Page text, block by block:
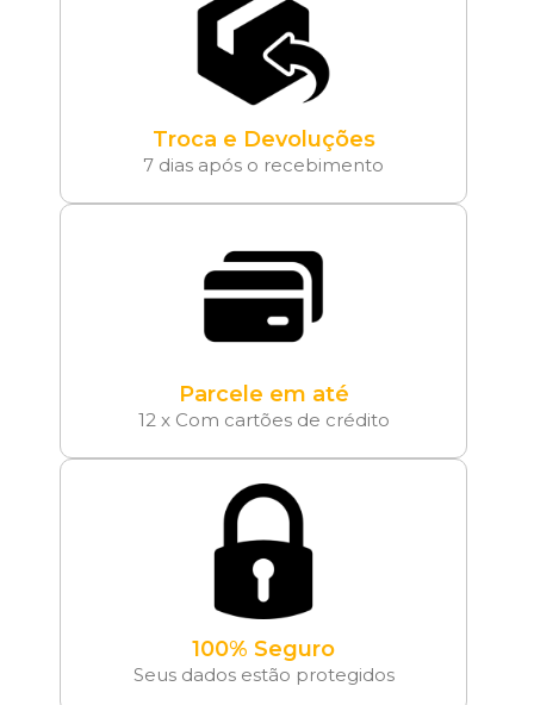
Troca e Devoluções
7 dias após o recebimento
Parcele em até
12 x Com cartões de crédito
100% Seguro
Seus dados estão protegidos